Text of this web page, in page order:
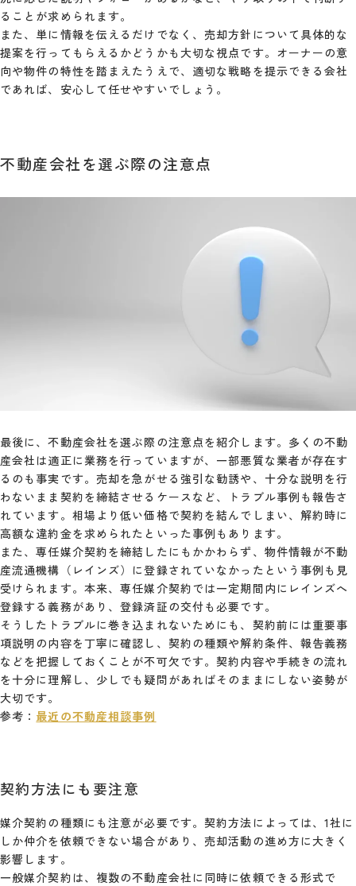
ることが求められます。
また、単に情報を伝えるだけでなく、売却方針について具体的な
提案を行ってもらえるかどうかも大切な視点です。オーナーの意
向や物件の特性を踏まえたうえで、適切な戦略を提示できる会社
であれば、安心して任せやすいでしょう。
不動産会社を選ぶ際の注意点
最後に、不動産会社を選ぶ際の注意点を紹介します。多くの不動
産会社は適正に業務を行っていますが、一部悪質な業者が存在す
るのも事実です。売却を急がせる強引な勧誘や、十分な説明を行
わないまま契約を締結させるケースなど、トラブル事例も報告さ
れています。相場より低い価格で契約を結んでしまい、解約時に
高額な違約金を求められたといった事例もあります。
また、専任媒介契約を締結したにもかかわらず、物件情報が不動
産流通機構（レインズ）に登録されていなかったという事例も見
受けられます。本来、専任媒介契約では一定期間内にレインズへ
登録する義務があり、登録済証の交付も必要です。
そうしたトラブルに巻き込まれないためにも、契約前には重要事
項説明の内容を丁寧に確認し、契約の種類や解約条件、報告義務
などを把握しておくことが不可欠です。契約内容や手続きの流れ
を十分に理解し、少しでも疑問があればそのままにしない姿勢が
大切です。
参考： 最近の不動産相談事例
契約方法にも要注意
媒介契約の種類にも注意が必要です。契約方法によっては、1社に
しか仲介を依頼できない場合があり、売却活動の進め方に大きく
影響します。
一般媒介契約は、複数の不動産会社に同時に依頼できる形式で